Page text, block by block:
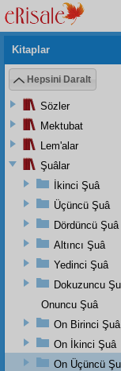
Kitaplar
Hepsini Daralt
Sözler
Mektubat
Lem'alar
Şuâlar
İkinci Şuâ
Üçüncü Şuâ
Dördüncü Şuâ
Altıncı Şuâ
Yedinci Şuâ
Dokuzuncu
Onuncu Şuâ
On Birinci Şuâ
On İkinci Şuâ
On Üçüncü